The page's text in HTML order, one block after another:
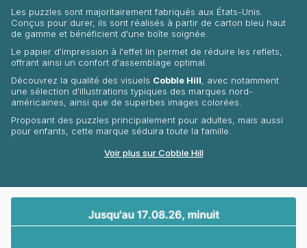
Les puzzles sont majoritairement fabriqués aux États-Unis.
Conçus pour durer, ils sont réalisés à partir de carton bleu haut
de gamme et bénéficient d'une boîte soignée.
Le papier d'impression à l'effet lin permet de réduire les reflets,
offrant ainsi un confort d'assemblage optimal.
Découvrez la qualité des visuels Cobble Hill , avec notamment
une sélection d'illustrations typiques des marques nord-
américaines, ainsi que de superbes images colorées.
Proposant des puzzles principalement pour adultes, mais aussi
pour enfants, cette marque séduira toute la famille.
Voir plus sur Cobble Hill